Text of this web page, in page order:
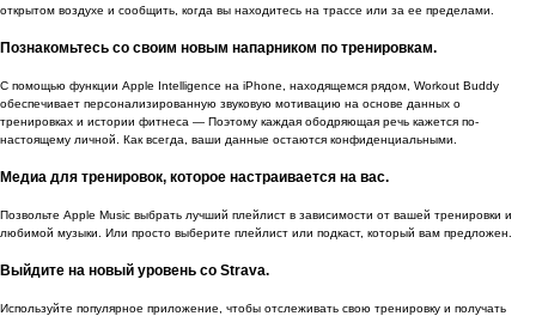
открытом воздухе и сообщить, когда вы находитесь на трассе или за ее пределами.
Познакомьтесь со своим новым напарником по тренировкам.
С помощью функции Apple Intelligence на iPhone, находящемся рядом, Workout Buddy
обеспечивает персонализированную звуковую мотивацию на основе данных о
тренировках и истории фитнеса — Поэтому каждая ободряющая речь кажется по-
настоящему личной. Как всегда, ваши данные остаются конфиденциальными.
Медиа для тренировок, которое настраивается на вас.
Позвольте Apple Music выбрать лучший плейлист в зависимости от вашей тренировки и
любимой музыки. Или просто выберите плейлист или подкаст, который вам предложен.
Выйдите на новый уровень со Strava.
Используйте популярное приложение, чтобы отслеживать свою тренировку и получать